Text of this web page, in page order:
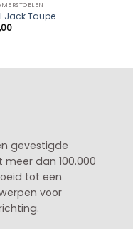
Jack Taupe
gevestigde
meer dan 100.000
tot een
voor